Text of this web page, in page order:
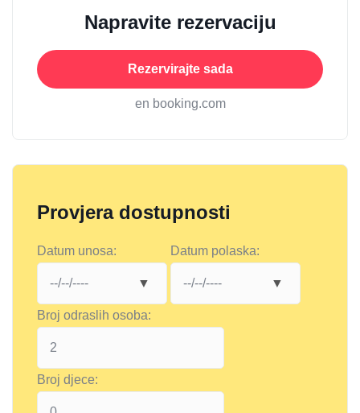
Napravite rezervaciju
Rezervirajte sada
en booking.com
Provjera dostupnosti
Datum unosa: Datum polaska:
Broj odraslih osoba:
Broj djece: